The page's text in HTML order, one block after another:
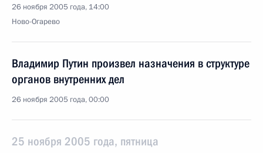
26 ноября 2005 года, 14:00
Ново-Огарево
Владимир Путин произвел назначения в структуре
органов внутренних дел
26 ноября 2005 года, 00:00
25 ноября 2005 года, пятница